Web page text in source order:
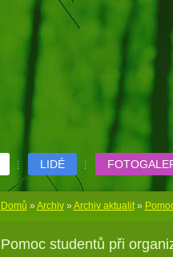
LIDÉ
Domů » Archiv» Archiv aktualit»
Pomoc studentů při